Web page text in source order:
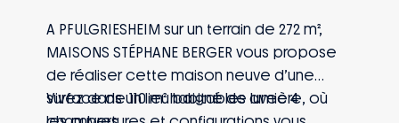
A PFULGRIESHEIM sur un terrain de 272 m²,
MAISONS STÉPHANE BERGER vous propose
de réaliser cette maison neuve d’une
surface de 110 m² habitables avec 4
Vivez dans un lieu baigné de lumière, où